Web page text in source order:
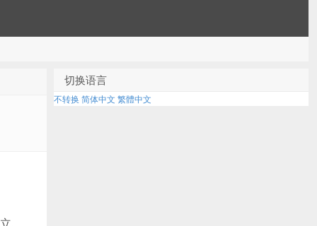
切换语言
不转换 简体中文 繁體中文